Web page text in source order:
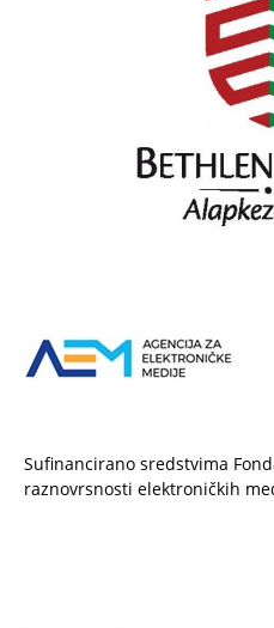
Sufinancirano sredstvima
raznovrsnosti elektroničkih